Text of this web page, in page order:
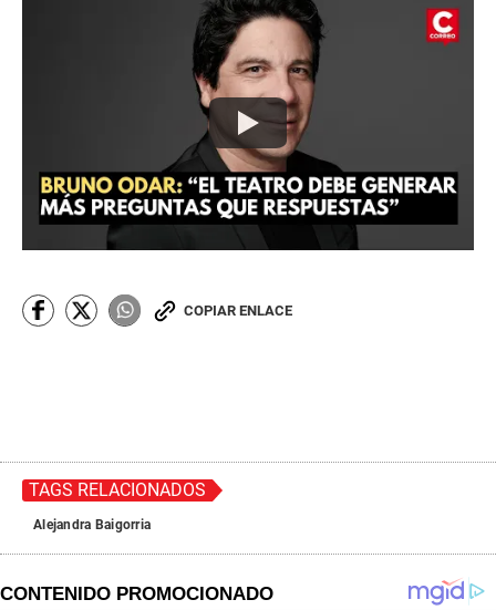
COPIAR ENLACE
TAGS RELACIONADOS
Alejandra Baigorria